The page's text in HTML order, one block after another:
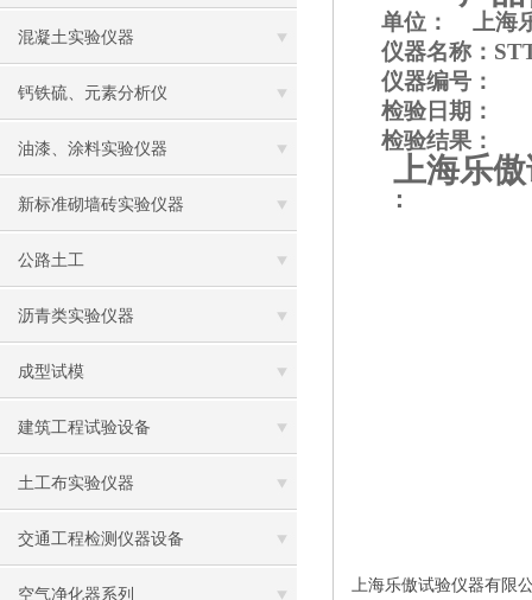
混凝土实验仪器
钙铁硫、元素分析仪
油漆、涂料实验仪器
新标准砌墙砖实验仪器
公路土工
沥青类实验仪器
成型试模
建筑工程试验设备
土工布实验仪器
交通工程检测仪器设备
空气净化器系列
单位： 上海
仪器名称：
仪器编
检验日期：
检验结
上海乐傲
：
上海乐傲试验仪器有限